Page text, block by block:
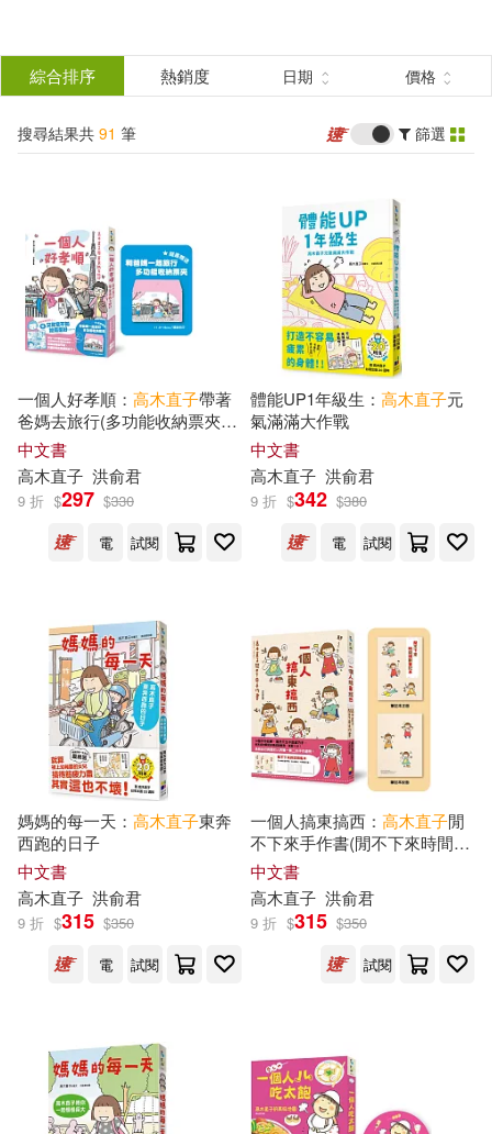
結
分類 (單選)
所有商品(91) 圖書(55)
展開
作者 (可複選)
高木直子(88) [日]高木直子(1)
千早茜(1) 高木直子/文圖(1)
大田(87) 大原文化(1)
大連理工大學出版社(1)
山田社(1)
配送方式
可超商取貨(55)
可港澳店取(54)
綜合排序 熱銷度 日期 價格
搜尋結果共 91 筆 篩選
一個人好孝順： 高木直子帶著
爸媽去旅行(多功能收納票夾贈
品版)
中文書
高木直子 洪俞君
9 折 $297 $330
電
試閱
體能UP1年級生： 高木直子元
氣滿滿大作戰
中文書
高木直子 洪俞君
9 折 $342 $380
電
試閱
媽媽的每一天： 高木直子東奔
西跑的日子
中文書
高木直子 洪俞君
9 折 $315 $350
電
試閱
一個人搞東搞西： 高木直子閒
不下來手作書(閒不下來時間規
畫本)
中文書
高木直子 洪俞君
9 折 $315 $350
試閱